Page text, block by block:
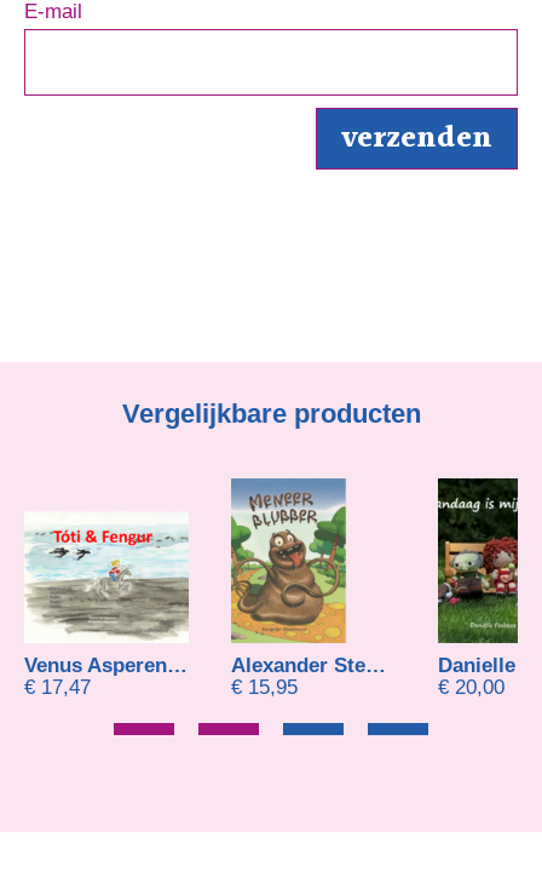
E-mail
Vergelijkbare producten
Venus Asperen van
€ 17,47
Alexander Steenhorst
€ 15,95 € 20,00